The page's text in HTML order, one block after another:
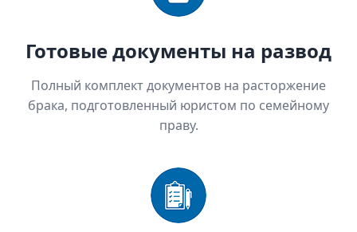
Готовые документы на развод
Полный комплект документов на расторжение
брака, подготовленный юристом по семейному
праву.